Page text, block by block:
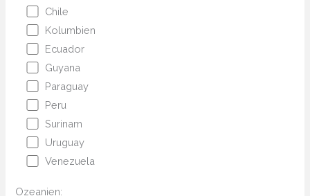
Chile
Kolumbien
Ecuador
Guyana
Paraguay
Peru
Surinam
Uruguay
Venezuela
Ozeanien: